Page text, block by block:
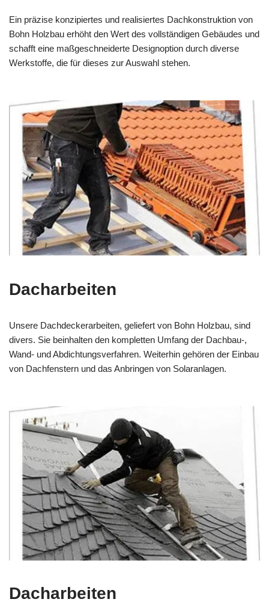
Ein präzise konzipiertes und realisiertes Dachkonstruktion von
Bohn Holzbau erhöht den Wert des vollständigen Gebäudes und
schafft eine maßgeschneiderte Designoption durch diverse
Werkstoffe, die für dieses zur Auswahl stehen.
Dacharbeiten
Unsere Dachdeckerarbeiten, geliefert von Bohn Holzbau, sind
divers. Sie beinhalten den kompletten Umfang der Dachbau-,
Wand- und Abdichtungsverfahren. Weiterhin gehören der Einbau
von Dachfenstern und das Anbringen von Solaranlagen.
Dacharbeiten